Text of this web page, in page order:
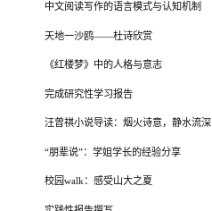
中文阅读写作的语言模式与认知机制
天地一沙鸥——杜诗欣赏
《红楼梦》中的人格与意志
完成研究性学习报告
汪曾祺小说导读：烟火诗意，静水流深
“朋辈说”：学姐学长的经验分享
校园walk：感受山大之夏